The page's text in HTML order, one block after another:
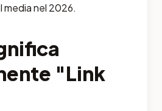
nel 2026.
"Link